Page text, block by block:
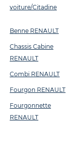
voiture/Citadine
Benne RENAULT
Chassis Cabine
RENAULT
Combi RENAULT
Fourgon RENAULT
Fourgonnette
RENAULT